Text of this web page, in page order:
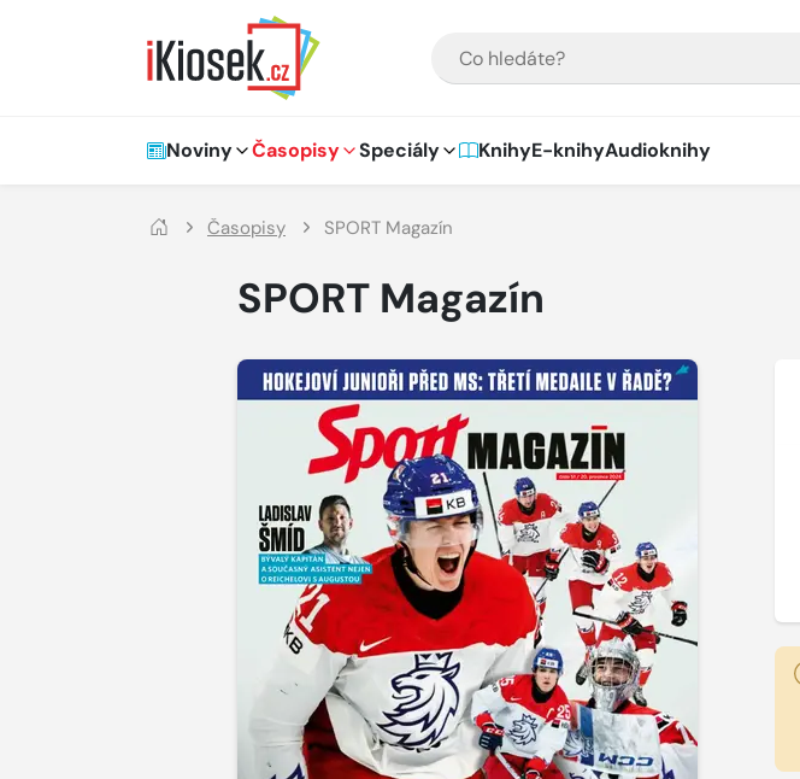
Hlavní navigace
Noviny Časopisy Speciály KnihyE-knihyAudioknihy
Časopisy SPORT Magazín
SPORT Magazín